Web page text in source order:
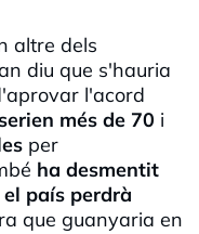
altre dels
diu que s'hauria
l'acord
més de 70 i
per
ha desmentit
país perdrà
que guanyaria en